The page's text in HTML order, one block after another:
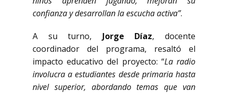
confianza y desarrollan la escucha activa”.
A su turno, Jorge Díaz, docente
coordinador del programa, resaltó el
impacto educativo del proyecto: “La radio
involucra a estudiantes desde primaria hasta
nivel superior, abordando temas que van